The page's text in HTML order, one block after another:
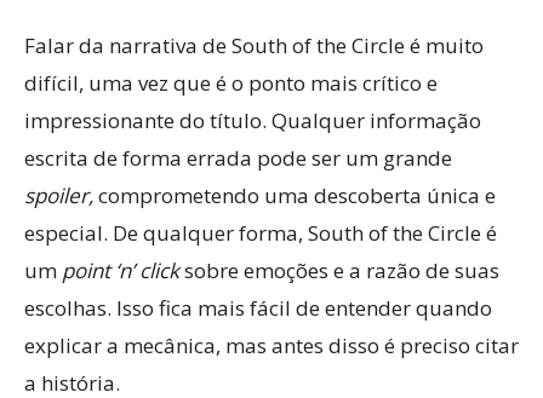
Falar da narrativa de South of the Circle é muito
difícil, uma vez que é o ponto mais crítico e
impressionante do título. Qualquer informação
escrita de forma errada pode ser um grande
spoiler,comprometendo uma descoberta única e
especial. De qualquer forma, South of the Circle é
um point ‘n’ clicksobre emoções e a razão de suas
escolhas. Isso fica mais fácil de entender quando
explicar a mecânica, mas antes disso é preciso citar
a história.